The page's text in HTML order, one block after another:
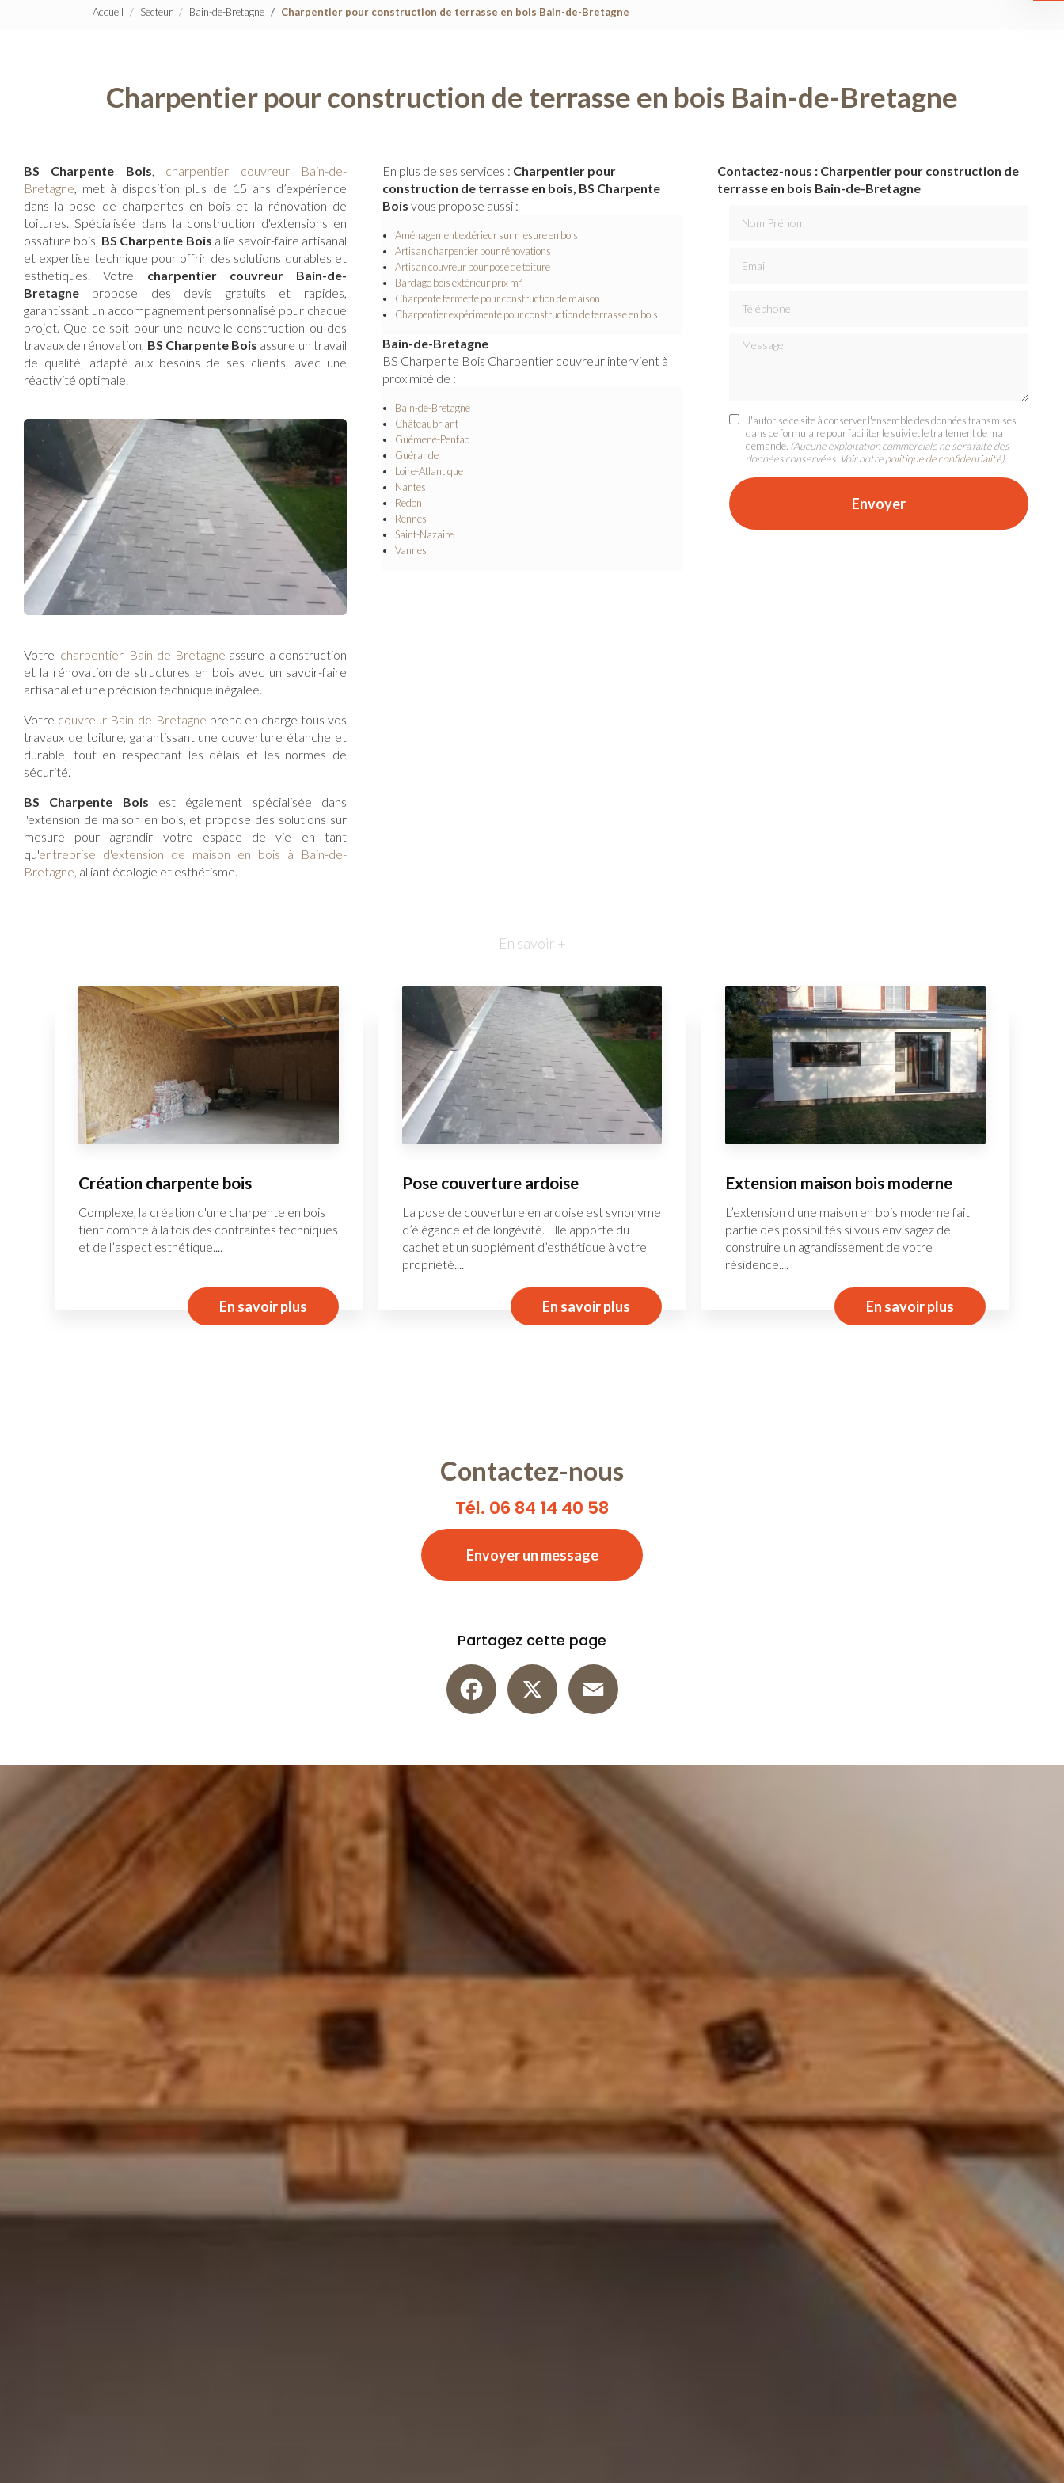
Accueil Secteur Bain-de-Bretagne Charpentier pour construction de terrasse en bois Bain-de-Bretagne
Charpentier pour construction de terrasse en bois Bain-de-Bretagne
BS Charpente Bois, charpentier couvreur Bain-de-
Bretagne, met à disposition plus de 15 ans d’expérience
dans la pose de charpentes en bois et la rénovation de
toitures. Spécialisée dans la construction d'extensions en
ossature bois, BS Charpente Bois allie savoir-faire artisanal
et expertise technique pour offrir des solutions durables et
esthétiques. Votre charpentier couvreur Bain-de-
Bretagne propose des devis gratuits et rapides,
garantissant un accompagnement personnalisé pour chaque
projet. Que ce soit pour une nouvelle construction ou des
travaux de rénovation, BS Charpente Bois assure un travail
de qualité, adapté aux besoins de ses clients, avec une
réactivité optimale.
Votre charpentier Bain-de-Bretagne assure la construction
et la rénovation de structures en bois avec un savoir-faire
artisanal et une précision technique inégalée.
Votre couvreur Bain-de-Bretagne prend en charge tous vos
travaux de toiture, garantissant une couverture étanche et
durable, tout en respectant les délais et les normes de
sécurité.
BS Charpente Bois est également spécialisée dans
l'extension de maison en bois, et propose des solutions sur
mesure pour agrandir votre espace de vie en tant
qu'entreprise d'extension de maison en bois à Bain-de-
Bretagne , alliant écologie et esthétisme.
En plus de ses services : Charpentier pour
construction de terrasse en bois, BS Charpente
Bois vous propose aussi :
Aménagement extérieur sur mesure en bois
Artisan charpentier pour rénovations
Artisan couvreur pour pose de toiture
Bardage bois extérieur prix m²
Charpente fermette pour construction de maison
Charpentier expérimenté pour construction de terrasse en bois
Bain-de-Bretagne
BS Charpente Bois Charpentier couvreur intervient à
proximité de :
Bain-de-Bretagne
Châteaubriant
Guémené-Penfao
Guérande
Loire-Atlantique
Nantes
Redon
Rennes
Saint-Nazaire
Vannes
Contactez-nous : Charpentier pour construction de
terrasse en bois Bain-de-Bretagne
Message
J'autorise ce site à conserver l'ensemble des données transmises
dans ce formulaire pour faciliter le suivi et le traitement de ma
demande. (Aucune exploitation commerciale ne sera faite des
données conservées. Voir notrepolitique de confidentialité)
En savoir +
Création charpente bois
Complexe, la création d'une charpente en bois
tient compte à la fois des contraintes techniques
et de l’aspect esthétique....
En savoir plus
Pose couverture ardoise
La pose de couverture en ardoise est synonyme
d’élégance et de longévité. Elle apporte du
cachet et un supplément d’esthétique à votre
propriété....
En savoir plus
Extension maison bois moderne
L’extension d'une maison en bois moderne fait
partie des possibilités si vous envisagez de
construire un agrandissement de votre
résidence....
En savoir plus
Contactez-nous
Tél. 06 84 14 40 58
Envoyer un message
Partagez cette page
Facebook